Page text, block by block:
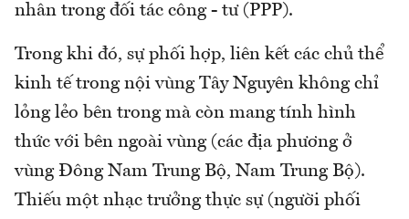
nhân trong đối tác công - tư (PPP).
Trong khi đó, sự phối hợp, liên kết các chủ thể
kinh tế trong nội vùng Tây Nguyên không chỉ
lỏng lẻo bên trong mà còn mang tính hình
thức với bên ngoài vùng (các địa phương ở
vùng Đông Nam Trung Bộ, Nam Trung Bộ).
Thiếu một nhạc trưởng thực sự (người phối